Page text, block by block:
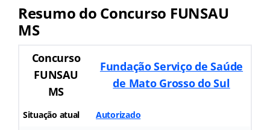
Resumo do Concurso FUNSAU
MS
Concurso
FUNSAU
MS
Fundação Serviço de Saúde
de Mato Grosso do Sul
Situação atual Autorizado